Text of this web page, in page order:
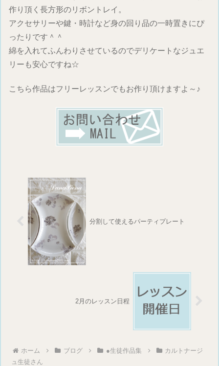
作り頂く長方形のリボントレイ。
アクセサリーや鍵・時計など身の回り品の一時置きにぴ
ったりです＾＾
綿を入れてふんわりさせているのでデリケートなジュエ
リーも安心ですね☆
こちら作品はフリーレッスンでもお作り頂けますよ～♪
分割して使えるパーティプレート
2月のレッスン日程
ホーム ブログ ●生徒作品集
カルトナージ
ュ生徒さん